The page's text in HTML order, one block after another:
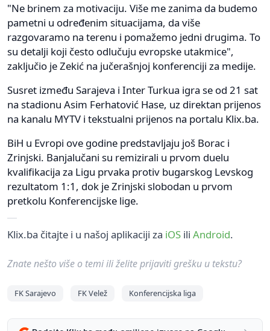
"Ne brinem za motivaciju. Više me zanima da budemo
pametni u određenim situacijama, da više
razgovaramo na terenu i pomažemo jedni drugima. To
su detalji koji često odlučuju evropske utakmice",
zaključio je Zekić na jučerašnjoj konferenciji za medije.
Susret između Sarajeva i Inter Turkua igra se od 21 sat
na stadionu Asim Ferhatović Hase, uz direktan prijenos
na kanalu MYTV i tekstualni prijenos na portalu Klix.ba.
BiH u Evropi ove godine predstavljaju još Borac i
Zrinjski. Banjalučani su remizirali u prvom duelu
kvalifikacija za Ligu prvaka protiv bugarskog Levskog
rezultatom 1:1, dok je Zrinjski slobodan u prvom
pretkolu Konferencijske lige.
Klix.ba čitajte i u našoj aplikaciji za iOS ili Android.
Znate nešto više o temi ili želite prijaviti grešku u tekstu?
FK Sarajevo FK Velež Konferencijska liga